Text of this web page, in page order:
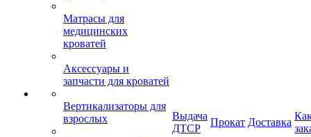
Матрасы для
медицинских
кроватей
Аксессуары и
запчасти для кроватей
Вертикализаторы для
взрослых
Выдача
ДТСР
Прокат Доставка